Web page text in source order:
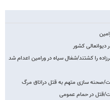
صحنه سازی متهم به قتل دراتاق مرگ
قتل در حمام عمومی